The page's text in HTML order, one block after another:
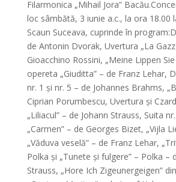
Filarmonica „Mihail Jora”
loc sâmbătă, 3 iunie a.c., la ora 18.00
Scaun Suceava, cuprinde în
de Antonin Dvorak, Uvertura „La
Gioacchino Rossini, „Meine Lippen
opereta „Giuditta” – de Franz Lehar,
nr. 1 și nr. 5 – de Johannes Brahms,
Ciprian Porumbescu, Uvertura și
„Liliacul” – de Johann Strauss, Suita
„Carmen” – de Georges Bizet, „Vijla
„Văduva veselă” – de Franz Lehar,
Polka și „Tunete și fulgere” – Polka –
Strauss, „Hore Ich Zigeunergeigen”